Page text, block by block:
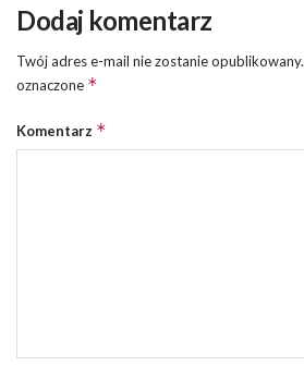
Dodaj komentarz
Twój adres e-mail nie zostanie opublikowany.
oznaczone *
Komentarz *